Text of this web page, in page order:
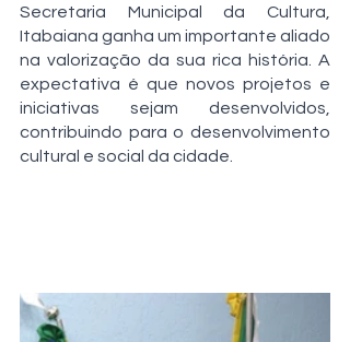
Secretaria Municipal da Cultura,
Itabaiana ganha um importante aliado
na valorização da sua rica história. A
expectativa é que novos projetos e
iniciativas sejam desenvolvidos,
contribuindo para o desenvolvimento
cultural e social da cidade.